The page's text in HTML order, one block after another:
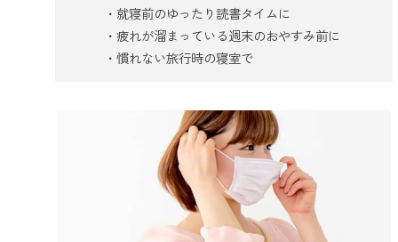
就寝前のゆったり読書タイムに
疲れが溜まっている週末のおやすみ前に
慣れない旅行時の寝室で